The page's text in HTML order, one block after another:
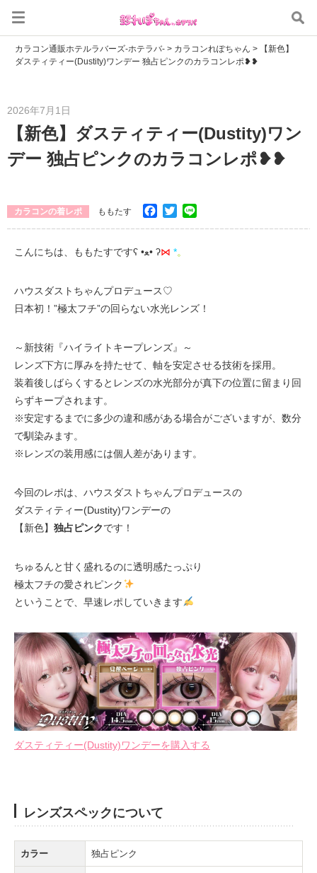
カラコン通販ホテルラバーズ-ホテラバ- > カラコンれぽちゃん >
【新色】
ダスティティー(Dustity)ワンデー 独占ピンクのカラコンレポ❥❥
2026年7月1日
【新色】ダスティティー(Dustity)ワン
デー 独占ピンクのカラコンレポ❥❥
カラコンの着レポ ももたす Facebook
Twitter
こんにちは、ももたすですʕ •ﻌ• ʔ⋈ *。
ハウスダストちゃんプロデュース♡
日本初！”極太フチ”の回らない水光レンズ！
～新技術『ハイライトキープレンズ』～
レンズ下方に厚みを持たせて、軸を安定させる技術を採用。
装着後しばらくするとレンズの水光部分が真下の位置に留まり回
らずキープされます。
※安定するまでに多少の違和感がある場合がございますが、数分
で馴染みます。
※レンズの装用感には個人差があります。
今回のレポは、ハウスダストちゃんプロデュースの
ダスティティー(Dustity)ワンデーの
【新色】 独占ピンクです！
ちゅるんと甘く盛れるのに透明感たっぷり
極太フチの愛されピンク
ということで、早速レポしていきます
ダスティティー(Dustity)ワンデーを購入する
レンズスペックについて
カラー 独占ピンク